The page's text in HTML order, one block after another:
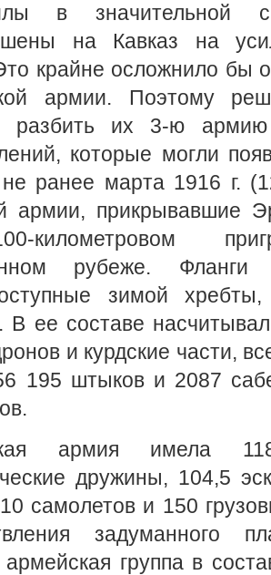
в значительной
на Кавказ на
крайне осложнило бы
армии. Поэтому
разбить их 3-ю
которые могли
ранее марта 1916 г.
армии, прикрывавшие
километровом
рубеже.
зимой
В ее составе
и курдские части,
195 штыков и 2087
армия имела
дружины, 104,5
самолетов и 150
задуманного
армейская группа в